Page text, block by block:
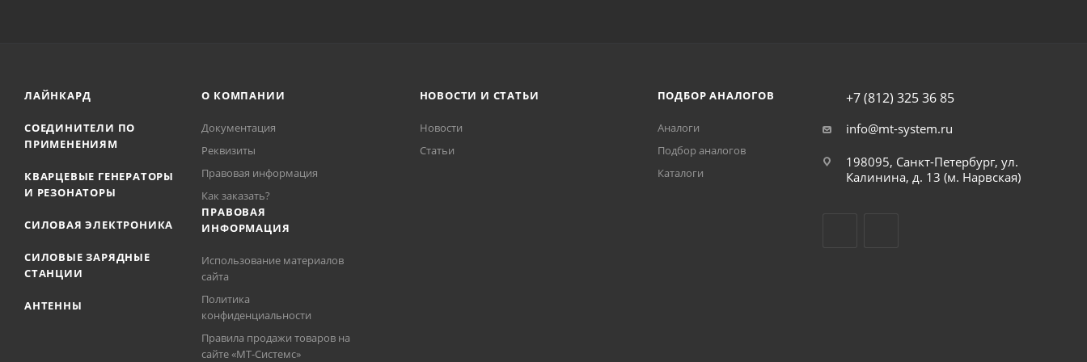
ЛАЙНКАРД
СОЕДИНИТЕЛИ ПО
ПРИМЕНЕНИЯМ
КВАРЦЕВЫЕ ГЕНЕРАТОРЫ
И РЕЗОНАТОРЫ
СИЛОВАЯ ЭЛЕКТРОНИКА
СИЛОВЫЕ ЗАРЯДНЫЕ
СТАНЦИИ
АНТЕННЫ
О КОМПАНИИ
Документация
Реквизиты
Правовая информация
Как заказать?
ПРАВОВАЯ
ИНФОРМАЦИЯ
Использование материалов
сайта
Политика
конфиденциальности
Правила продажи товаров на
сайте «МТ-Системс»
НОВОСТИ И СТАТЬИ
Новости
Статьи
ПОДБОР АНАЛОГОВ
Аналоги
Подбор аналогов
Каталоги
+7 (812) 325 36 85
info@mt-system.ru
198095, Санкт-Петербург, ул.
Калинина, д. 13 (м. Нарвская)